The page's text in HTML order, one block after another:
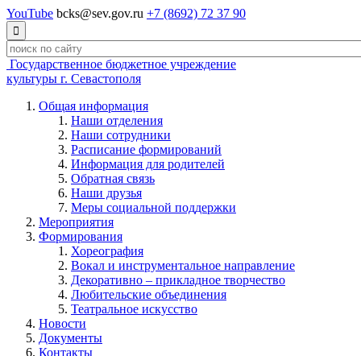
YouTube bcks@sev.gov.ru +7 (8692) 72 37 90

Государственное бюджетное учреждение
культуры г. Севастополя
Общая информация
Наши отделения
Наши сотрудники
Расписание формирований
Информация для родителей
Обратная связь
Наши друзья
Меры социальной поддержки
Мероприятия
Формирования
Хореография
Вокал и инструментальное направление
Декоративно – прикладное творчество
Любительские объединения
Театральное искусство
Новости
Документы
Контакты